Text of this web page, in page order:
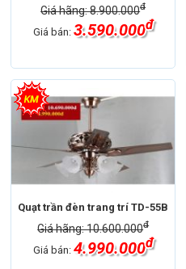
Giá hãng: 8.900.000đ
Giá bán: 3.590.000đ
Quạt trần đèn trang trí TD-55B
Giá hãng: 10.600.000đ
Giá bán: 4.990.000đ